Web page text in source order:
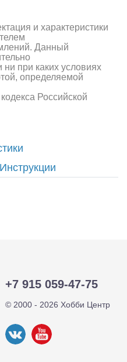
моделей
и характеристики
Данный
при каких условиях
определяемой
Российской
Инструкции
+7 915 059-47-75
© 2000 - 2026 Хобби Центр